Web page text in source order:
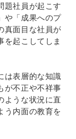
題社員が起こす
や「成果へのプ
真面目な社員が
を起こしてしま
は表層的な知識
が不正や不祥事
ような状況に直
う内面の教育を